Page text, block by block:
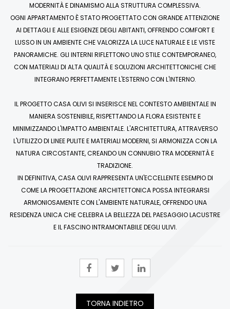
MODERNITÀ E DINAMISMO ALLA STRUTTURA COMPLESSIVA.
OGNI APPARTAMENTO È STATO PROGETTATO CON GRANDE ATTENZIONE
AI DETTAGLI E ALLE ESIGENZE DEGLI ABITANTI, OFFRENDO COMFORT E
LUSSO IN UN AMBIENTE CHE VALORIZZA LA LUCE NATURALE E LE VISTE
PANORAMICHE. GLI INTERNI RIFLETTONO UNO STILE CONTEMPORANEO,
CON MATERIALI DI ALTA QUALITÀ E SOLUZIONI ARCHITETTONICHE CHE
INTEGRANO PERFETTAMENTE L'ESTERNO CON L'INTERNO.
IL PROGETTO CASA OLIVI SI INSERISCE NEL CONTESTO AMBIENTALE IN
MANIERA SOSTENIBILE, RISPETTANDO LA FLORA ESISTENTE E
MINIMIZZANDO L'IMPATTO AMBIENTALE. L'ARCHITETTURA, ATTRAVERSO
L'UTILIZZO DI LINEE PULITE E MATERIALI MODERNI, SI ARMONIZZA CON LA
NATURA CIRCOSTANTE, CREANDO UN CONNUBIO TRA MODERNITÀ E
TRADIZIONE.
IN DEFINITIVA, CASA OLIVI RAPPRESENTA UN'ECCELLENTE ESEMPIO DI
COME LA PROGETTAZIONE ARCHITETTONICA POSSA INTEGRARSI
ARMONIOSAMENTE CON L'AMBIENTE NATURALE, OFFRENDO UNA
RESIDENZA UNICA CHE CELEBRA LA BELLEZZA DEL PAESAGGIO LACUSTRE
E IL FASCINO INTRAMONTABILE DEGLI ULIVI.
TORNA INDIETRO